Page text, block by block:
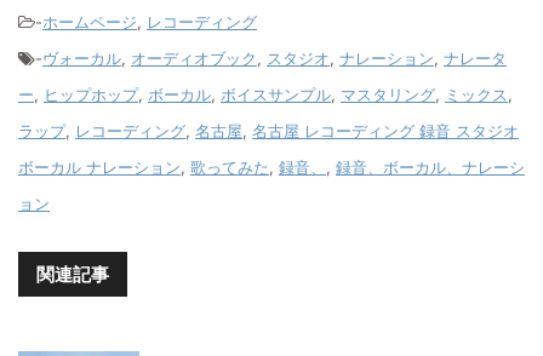
-ホームページ, レコーディング
-ヴォーカル, オーディオブック, スタジオ, ナレーション, ナレータ
ー, ヒップホップ, ボーカル, ボイスサンプル, マスタリング, ミックス,
ラップ, レコーディング, 名古屋, 名古屋 レコーディング 録音 スタジオ
ボーカル ナレーション, 歌ってみた, 録音、 , 録音、ボーカル、ナレーシ
ョン
関連記事